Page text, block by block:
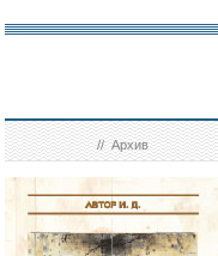
//Архив